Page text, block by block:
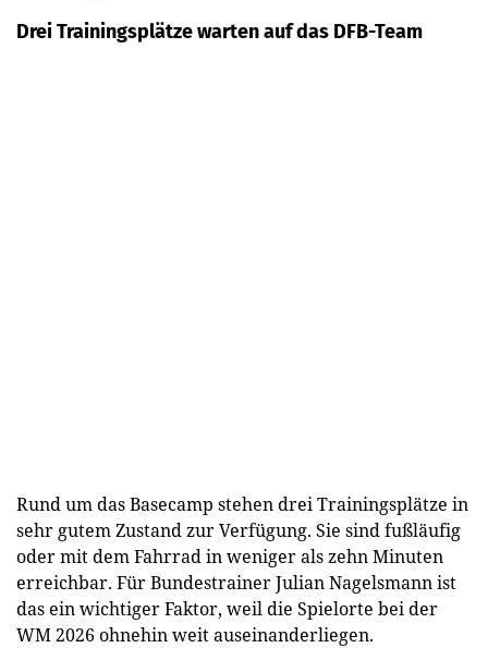
Drei Trainingsplätze warten auf das DFB-Team
Rund um das Basecamp stehen drei Trainingsplätze in
sehr gutem Zustand zur Verfügung. Sie sind fußläufig
oder mit dem Fahrrad in weniger als zehn Minuten
erreichbar. Für Bundestrainer Julian Nagelsmann ist
das ein wichtiger Faktor, weil die Spielorte bei der
WM 2026 ohnehin weit auseinanderliegen.